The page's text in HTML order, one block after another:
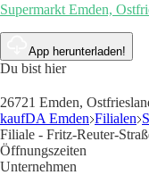
Supermarkt Emden,
App herunterladen!
Du bist hier
26721 Emden,
kaufDA Emden Filialen
Filiale - Fritz-Reuter-
Öffnungszeiten
Unternehmen